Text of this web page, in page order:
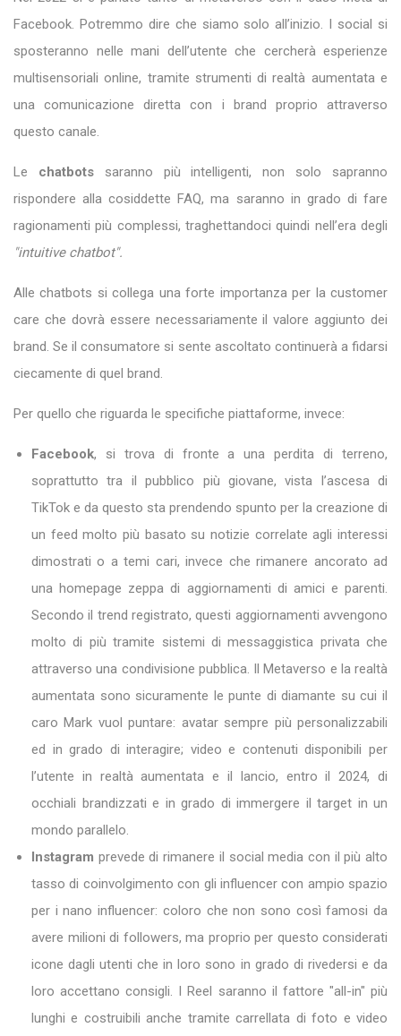
Facebook. Potremmo dire che siamo solo all’inizio. I social si
sposteranno nelle mani dell’utente che cercherà esperienze
multisensoriali online, tramite strumenti di realtà aumentata e
una comunicazione diretta con i brand proprio attraverso
questo canale.
Le chatbotssaranno più intelligenti, non solo sapranno
rispondere alla cosiddette FAQ, ma saranno in grado di fare
ragionamenti più complessi, traghettandoci quindi nell’era degli
"intuitive chatbot".
Alle chatbots si collega una forte importanza per la customer
care che dovrà essere necessariamente il valore aggiunto dei
brand. Se il consumatore si sente ascoltato continuerà a fidarsi
ciecamente di quel brand.
Per quello che riguarda le specifiche piattaforme, invece:
Facebook, si trova di fronte a una perdita di terreno,
soprattutto tra il pubblico più giovane, vista l’ascesa di
TikTok e da questo sta prendendo spunto per la creazione di
un feed molto più basato su notizie correlate agli interessi
dimostrati o a temi cari, invece che rimanere ancorato ad
una homepage zeppa di aggiornamenti di amici e parenti.
Secondo il trend registrato, questi aggiornamenti avvengono
molto di più tramite sistemi di messaggistica privata che
attraverso una condivisione pubblica. Il Metaverso e la realtà
aumentata sono sicuramente le punte di diamante su cui il
caro Mark vuol puntare: avatar sempre più personalizzabili
ed in grado di interagire; video e contenuti disponibili per
l’utente in realtà aumentata e il lancio, entro il 2024, di
occhiali brandizzati e in grado di immergere il target in un
mondo parallelo.
Instagram prevede di rimanere il social media con il più alto
tasso di coinvolgimento con gli influencer con ampio spazio
per i nano influencer: coloro che non sono così famosi da
avere milioni di followers, ma proprio per questo considerati
icone dagli utenti che in loro sono in grado di rivedersi e da
loro accettano consigli. I Reel saranno il fattore "all-in" più
lunghi e costruibili anche tramite carrellata di foto e video